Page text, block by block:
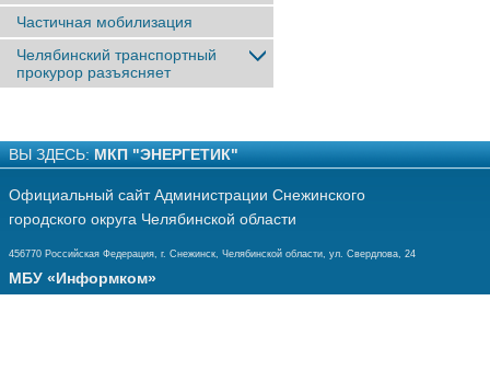
Частичная мобилизация
Челябинский транспортный
прокурор разъясняет
ВЫ ЗДЕСЬ: МКП "ЭНЕРГЕТИК"
Официальный сайт Администрации Снежинского
городского округа Челябинской области
456770 Российская Федерация, г. Снежинск, Челябинской области, ул. Свердлова, 24
МБУ «Информком»